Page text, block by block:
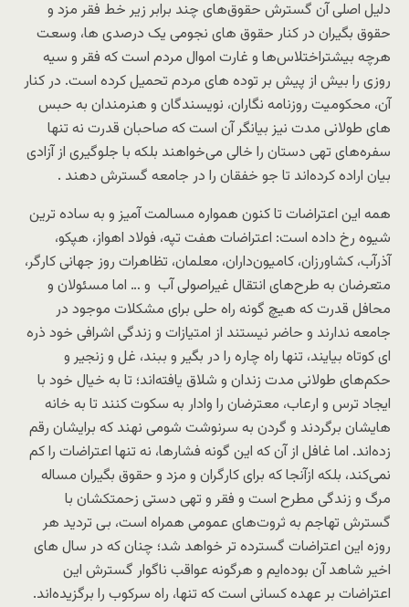
دلیل اصلی آن گسترش حقوق‌های چند برابر زیر خط فقر مزد و
حقوق بگیران در کنار حقوق های نجومی یک درصدی ها، وسعت
هرچه بیشتراختلاس‌ها و غارت اموال مردم است که فقر و سیه
روزی را بیش از پیش بر توده های مردم تحمیل کرده است. در کنار
آن، محکومیت روزنامه نگاران، نویسندگان و هنرمندان به حبس
های طولانی مدت نیز بیانگر آن است که صاحبان قدرت نه تنها
سفره‌های تهی دستان را خالی می‌خواهند بلکه با جلوگیری از آزادی
بیان اراده کرده‌اند تا جو خفقان را در جامعه گسترش دهند .
همه این اعتراضات تا کنون همواره مسالمت آمیز و به ساده ترین
شیوه رخ داده است: اعتراضات هفت تپه، فولاد اهواز، هپکو،
آذرآب، کشاورزان، کامیون‌داران، معلمان، تظاهرات روز جهانی کارگر،
متعرضان به طرح‌های انتقال غیراصولی آب و … اما مسئولان و
محافل قدرت که هیچ گونه راه حلی برای مشکلات موجود در
جامعه ندارند و حاضر نیستند از امتیازات و زندگی اشرافی خود ذره
ای کوتاه بیایند، تنها راه چاره را در بگیر و ببند، غل و زنجیر و
حکم‌های طولانی مدت زندان و شلاق یافته‌اند؛ تا به خیال خود با
ایجاد ترس و ارعاب، معترضان را وادار به سکوت کنند تا به خانه
هایشان برگردند و گردن به سرنوشت شومی نهند که برایشان رقم
زده‌اند. اما غافل از آن که این گونه فشارها، نه تنها اعتراضات را کم
نمی‌کند، بلکه ازآنجا که برای کارگران و مزد و حقوق بگیران مساله
مرگ و زندگی مطرح است و فقر و تهی دستی زحمتکشان با
گسترش تهاجم به ثروت‌های عمومی همراه است، بی تردید هر
روزه این اعتراضات گسترده تر خواهد شد؛ چنان که در سال های
اخیر شاهد آن بوده‌ایم و هرگونه عواقب ناگوار گسترش این
اعتراضات بر عهده کسانی است که تنها، راه سرکوب را برگزیده‌اند.